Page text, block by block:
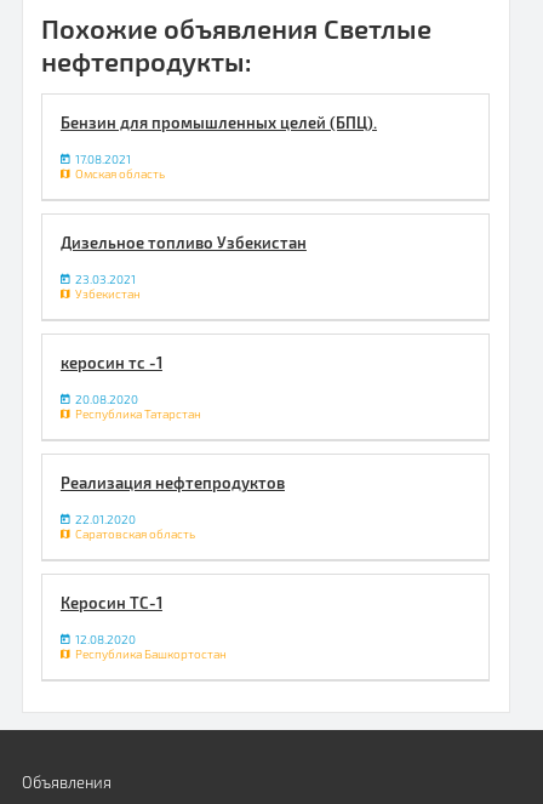
Похожие объявления Светлые
нефтепродукты:
Бензин для промышленных целей (БПЦ).
17.08.2021
Омская область
Дизельное топливо Узбекистан
23.03.2021
Узбекистан
керосин тс -1
20.08.2020
Республика Татарстан
Реализация нефтепродуктов
22.01.2020
Саратовская область
Керосин ТС-1
12.08.2020
Республика Башкортостан
Объявления